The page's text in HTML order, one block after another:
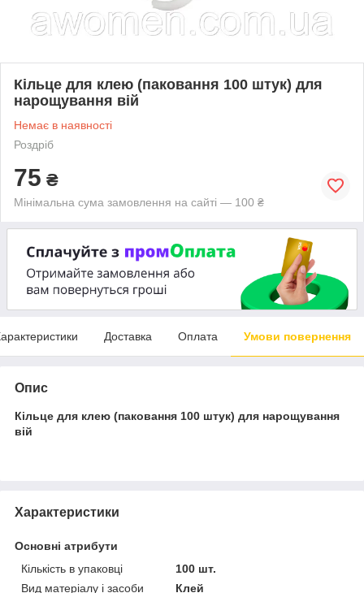
Кільце для клею (паковання 100 штук) для
нарощування вій
Немає в наявності
Роздріб
75 ₴
Мінімальна сума замовлення на сайті — 100 ₴
Доставка Оплата Умови повернення
Опис
Кільце для клею (паковання 100 штук) для нарощування
вій
Характеристики
Основні атрибути
Кількість в упаковці
100 шт.
Вид матеріалу і засоби
Клей